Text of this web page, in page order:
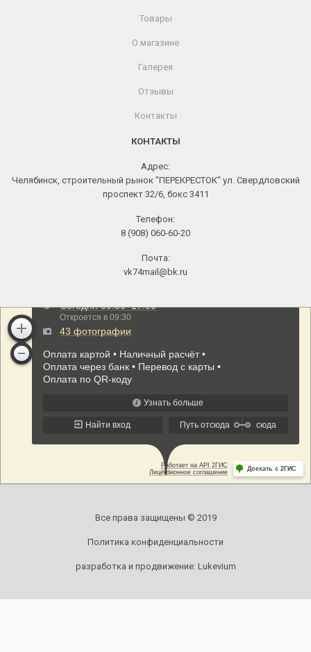
Товары
О магазине
Галерея
Отзывы
Контакты
КОНТАКТЫ
Адрес:
Челябинск, строительный рынок "ПЕРЕКРЕСТОК" ул. Свердловский
проспект 32/6, бокс 3411
Телефон:
8 (908) 060-60-20
Почта:
vk74mail@bk.ru
Все права защищены © 2019
Политика конфиденциальности
разработка и продвижение: Lukevium